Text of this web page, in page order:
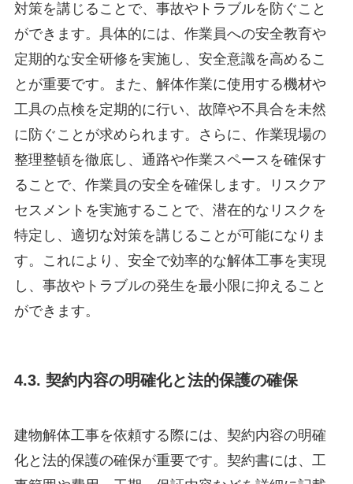
対策を講じることで、事故やトラブルを防ぐこと
ができます。具体的には、作業員への安全教育や
定期的な安全研修を実施し、安全意識を高めるこ
とが重要です。また、解体作業に使用する機材や
工具の点検を定期的に行い、故障や不具合を未然
に防ぐことが求められます。さらに、作業現場の
整理整頓を徹底し、通路や作業スペースを確保す
ることで、作業員の安全を確保します。リスクア
セスメントを実施することで、潜在的なリスクを
特定し、適切な対策を講じることが可能になりま
す。これにより、安全で効率的な解体工事を実現
し、事故やトラブルの発生を最小限に抑えること
ができます。
4.3. 契約内容の明確化と法的保護の確保
建物解体工事を依頼する際には、契約内容の明確
化と法的保護の確保が重要です。契約書には、工